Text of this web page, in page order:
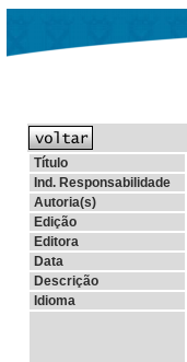
Título
Ind. Responsabilidade
Autoria(s)
Edição
Editora
Data
Descrição
Idioma